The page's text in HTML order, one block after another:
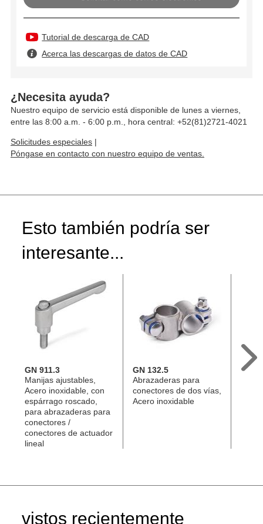
Tutorial de descarga de CAD
Acerca las descargas de datos de CAD
¿Necesita ayuda?
Nuestro equipo de servicio está disponible de lunes a viernes,
entre las 8:00 a.m. - 6:00 p.m., hora central: +52(81)2721-4021
Solicitudes especiales |
Póngase en contacto con nuestro equipo de ventas.
Esto también podría ser
interesante...
GN 911.3
Manijas ajustables,
Acero inoxidable, con
espárrago roscado,
para abrazaderas para
conectores /
conectores de actuador
lineal
GN 132.5
Abrazaderas para
conectores de dos vías,
Acero inoxidable
GN
vistos recientemente